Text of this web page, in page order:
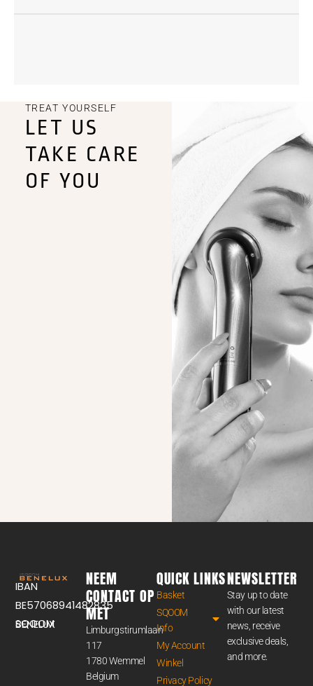
TREAT YOURSELF
LET US
TAKE CARE
OF YOU
IBAN
BE57068941482835
SQOOM BENELUX
NEEM
CONTACT OP
MET
Limburgstirumlaan
117
1780 Wemmel
Belgium
QUICK LINKS
Basket
SQOOM
Info
My Account
Winkel
Privacy Policy
NEWSLETTER
Stay up to date
with our latest
news, receive
exclusive deals,
and more.